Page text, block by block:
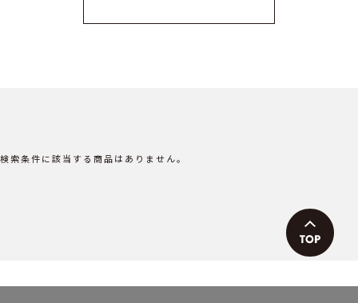
検索条件に該当する商品はありません。